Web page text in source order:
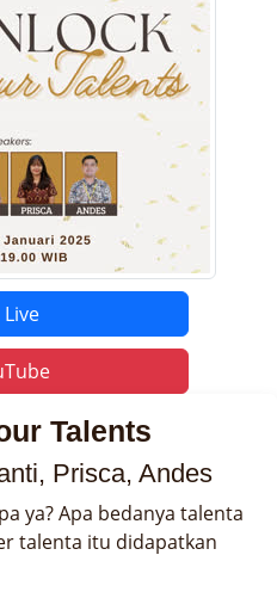
Live
Talents
Prisca, Andes
ya? Apa bedanya talenta
talenta itu didapatkan